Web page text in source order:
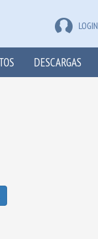
LOGIN
DESCARGAS